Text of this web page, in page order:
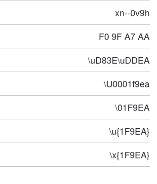
xn--0v9h
F0 9F A7 AA
\uD83E\uDDEA
\U0001f9ea
\01F9EA
\u{1F9EA}
\x{1F9EA}